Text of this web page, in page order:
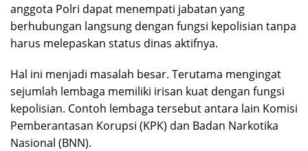
anggota Polri dapat menempati jabatan yang
berhubungan langsung dengan fungsi kepolisian tanpa
harus melepaskan status dinas aktifnya.
Hal ini menjadi masalah besar. Terutama mengingat
sejumlah lembaga memiliki irisan kuat dengan fungsi
kepolisian. Contoh lembaga tersebut antara lain Komisi
Pemberantasan Korupsi (KPK) dan Badan Narkotika
Nasional (BNN).